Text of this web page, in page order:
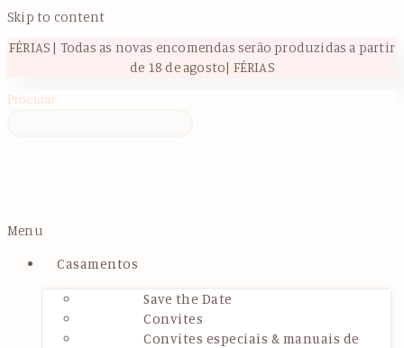
Skip to content
FÉRIAS | Todas as novas encomendas serão produzidas a partir
de 18 de agosto| FÉRIAS
Procurar
Menu
Casamentos
Save the Date
Convites
Convites especiais & manuais de